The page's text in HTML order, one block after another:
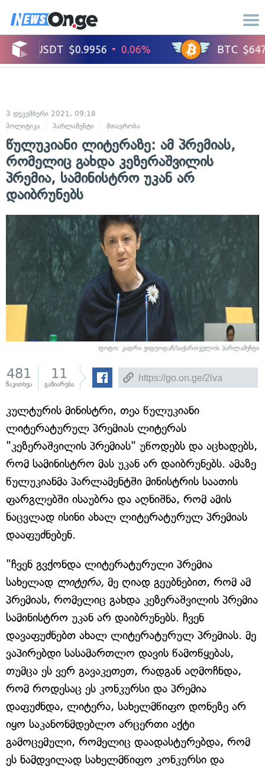
3 დეკემბერი 2021, 09:18
პოლიტიკა
პარლამენტი მთავრობა
წულუკიანი ლიტერაზე: ამ პრემიას,
რომელიც გახდა კეზერაშვილის
პრემია, სამინისტრო უკან არ
დაიბრუნებს
ფოტო: კადრი ვიდეოდან/საქართველოს პარლამენტი
481
წაკითხვა
11
გაზიარება
კულტურის მინისტრი, თეა წულუკიანი
ლიტერატურულ პრემიას ლიტერას
"კეზერაშვილის პრემიას" უწოდებს და აცხადებს,
რომ სამინისტრო მას უკან არ დაიბრუნებს. ამაზე
წულუკიანმა პარლამენტში მინისტრის საათის
ფარგლებში ისაუბრა და აღნიშნა, რომ ამის
ნაცვლად ისინი ახალ ლიტერატურულ პრემიას
დააფუძნებენ.
"ჩვენ გვქონდა ლიტერატურული პრემია
სახელად ლიტერა, მე ღიად გეუბნებით, რომ ამ
პრემიას, რომელიც გახდა კეზერაშვილის პრემია
სამინისტრო უკან არ დაიბრუნებს. ჩვენ
დავაფუძნებთ ახალ ლიტერატურულ პრემიას. მე
ვაპირებდი სასამართლო დავის წამოწყებას,
თუმცა ეს ვერ გავაკეთეთ, რადგან აღმოჩნდა,
რომ როდესაც ეს კონკურსი და პრემია
დაფუძნდა, ლიტერა, სახელმწიფო დონეზე არ
იყო საკანონმდებლო არცერთი აქტი
გამოცემული, რომელიც დაადასტურებდა, რომ
ეს ნამდვილად სახელმწიფო კონკურსი და